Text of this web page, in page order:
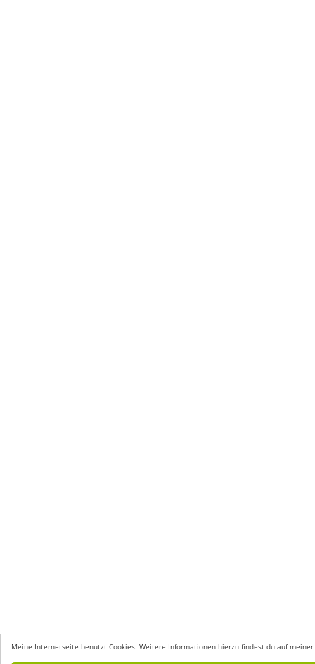
Meine Internetseite benutzt Cookies. Weitere Informationen hierzu findest du auf